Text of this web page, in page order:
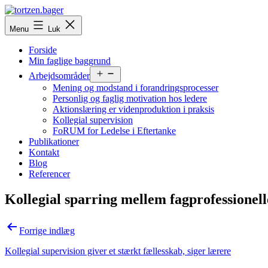
Fortsæt
til
indhold
tortzen.bager
Menu Luk
Forside
Min faglige baggrund
Arbejdsområder
menu
Mening og modstand i forandringsprocesser
Personlig og faglig motivation hos ledere
Aktionslæring er videnproduktion i praksis
Kollegial supervision
FoRUM for Ledelse i Eftertanke
Publikationer
Kontakt
Blog
Referencer
Kollegial sparring mellem
Indlægsnavigation
Forrige indlæg
Kollegial supervision giver et stærkt fællesskab, siger lærere